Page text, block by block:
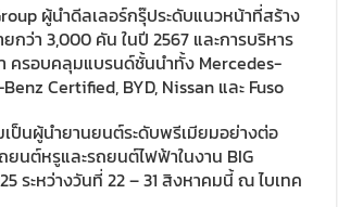
ผู้นำดีลเลอร์กรุ๊ประดับแนวหน้าที่สร้าง
กว่า 3,000 คัน ในปี 2567 และการบริหาร
า ครอบคลุมแบรนด์ชั้นนำทั้ง Mercedes-
Certified, BYD, Nissan และ Fuso
ป็นผู้นำยานยนต์ระดับพรีเมียมอย่างต่อ
ยนต์หรูและรถยนต์ไฟฟ้าในงาน BIG
ระหว่างวันที่ 22 – 31 สิงหาคมนี้ ณ ไบเทค